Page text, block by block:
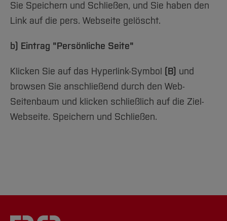
Sie Speichern und Schließen, und Sie haben den
Link auf die pers. Webseite gelöscht.
b) Eintrag "Persönliche Seite"
Klicken Sie auf das Hyperlink-Symbol (B) und
browsen Sie anschließend durch den Web-
Seitenbaum und klicken schließlich auf die Ziel-
Webseite. Speichern und Schließen.